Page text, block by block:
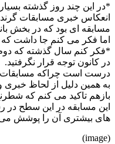
*در این چند روز گذشته
انعکاس خبری مسابقات
مسابقه ای بود که در بخش
اما فکر می کنم جا داشت
*فکر کنم سال گذشته که دوم
در کانون توجه قرار نگرفتید.
درست است چراکه مسابقات
به همین دلیل از لحاظ خبری
بازهم تاکید می کنم که
این مسابقه در این سطح در
های بیشتری آن را پوشش می
(image)